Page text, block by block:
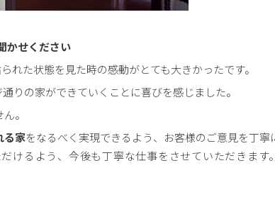
かせください
れた状態を見た時の感動がとても大きかったです。
りの家ができていくことに喜びを感じました。
。
る家をなるべく実現できるよう、お客様のご意見を丁
けるよう、今後も丁寧な仕事をさせていただきます